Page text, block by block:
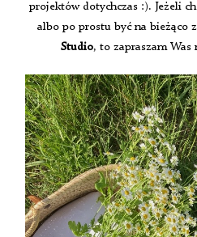
projektów dotychczas :). Jeżeli
albo po prostu być na bieżąco
Studio, to zapraszam Was